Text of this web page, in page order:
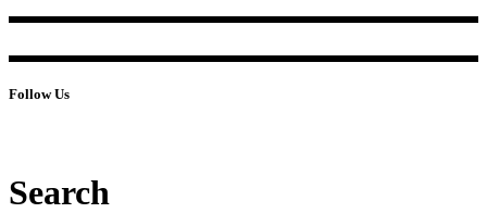
Follow Us
Search